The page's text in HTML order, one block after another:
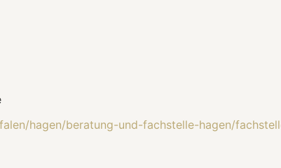
hagen/beratung-und-fachstelle-hagen/